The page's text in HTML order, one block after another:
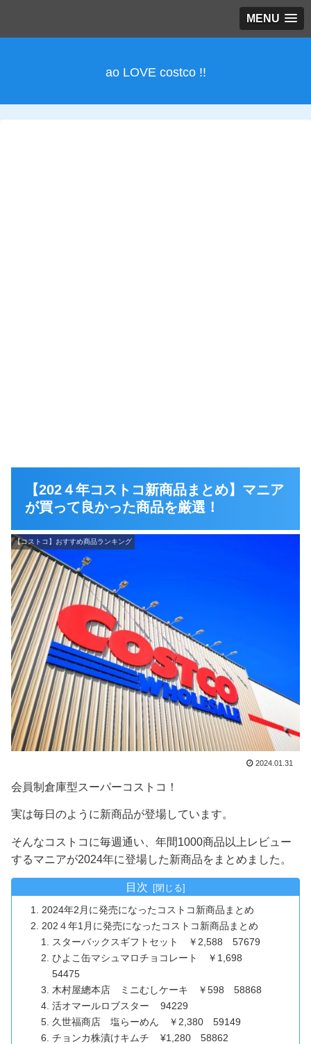
MENU
ao LOVE costco !!
【202４年コストコ新商品まとめ】マニア
が買って良かった商品を厳選！
【コストコ】おすすめ商品ランキング
2024.01.31
会員制倉庫型スーパーコストコ！
実は毎日のように新商品が登場しています。
そんなコストコに毎週通い、年間1000商品以上レビュー
するマニアが2024年に登場した新商品をまとめました。
目次
2024年2月に発売になったコストコ新商品まとめ
202４年1月に発売になったコストコ新商品まとめ
スターバックスギフトセット ￥2,588 57679
ひよこ缶マシュマロチョコレート ￥1,698
54475
木村屋總本店 ミニむしケーキ ￥598 58868
活オマールロブスター 94229
久世福商店 塩らーめん ￥2,380 59149
チョンカ株漬けキムチ ¥1,280 58862